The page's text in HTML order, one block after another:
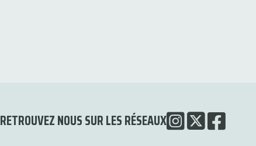
RETROUVEZ NOUS SUR LES RÉSEAUX